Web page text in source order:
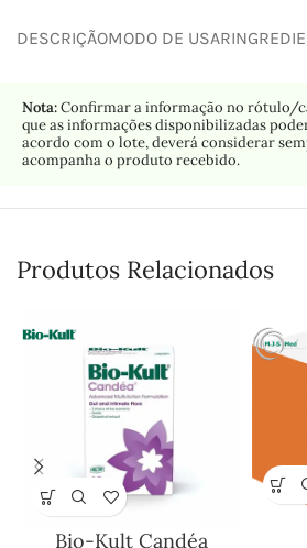
DESCRIÇÃOMODO DE USAR
Nota:Confirmar a informação no rótulo/
que as informações disponibilizadas
acordo com o lote, deverá considerar
acompanha o produto recebido.
Produtos Relacionados
Bio-Kult Candéa